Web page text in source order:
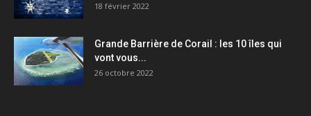
18 février 2022
Grande Barrière de Corail : les 10 îles qui
vont vous...
26 octobre 2022